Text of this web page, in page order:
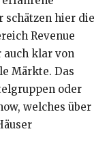
schätzen hier die
Revenue
klar von
Märkte. Das
oder
welches über